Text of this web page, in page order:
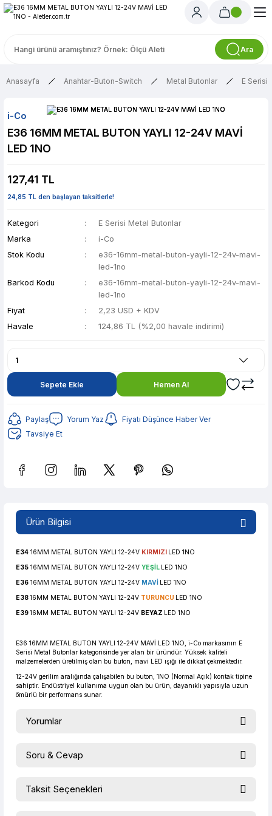
Ara
Anasayfa Anahtar-Buton-Switch Metal Butonlar E Serisi
i-Co
E36 16MM METAL BUTON YAYLI 12-24V MAVİ
LED 1NO
127,41 TL
24,85 TL den başlayan taksitlerle!
Kategori
E Serisi Metal Butonlar
Marka
i-Co
Stok Kodu
e36-16mm-metal-buton-yayli-12-24v-mavi-
led-1no
Barkod Kodu
e36-16mm-metal-buton-yayli-12-24v-mavi-
led-1no
Fiyat
2,23 USD + KDV
Havale
124,86 TL (%2,00 havale indirimi)
Sepete Ekle Hemen Al
Paylaş Yorum Yaz
Fiyatı Düşünce Haber Ver
Tavsiye Et
Ürün Bilgisi
E34 16MM METAL BUTON YAYLI 12-24V KIRMIZI LED 1NO
E35 16MM METAL BUTON YAYLI 12-24V YEŞİL LED 1NO
E36 16MM METAL BUTON YAYLI 12-24V MAVİ LED 1NO
E3816MM METAL BUTON YAYLI 12-24V TURUNCU LED 1NO
E3916MM METAL BUTON YAYLI 12-24V BEYAZ LED 1NO
E36 16MM METAL BUTON YAYLI 12-24V MAVİ LED 1NO, i-Co markasının E
Serisi Metal Butonlar kategorisinde yer alan bir üründür. Yüksek kaliteli
malzemelerden üretilmiş olan bu buton, mavi LED ışığı ile dikkat çekmektedir.
12-24V gerilim aralığında çalışabilen bu buton, 1NO (Normal Açık) kontak tipine
sahiptir. Endüstriyel kullanıma uygun olan bu ürün, dayanıklı yapısıyla uzun
ömürlü bir performans sunar.
Yorumlar
Soru & Cevap
Taksit Seçenekleri